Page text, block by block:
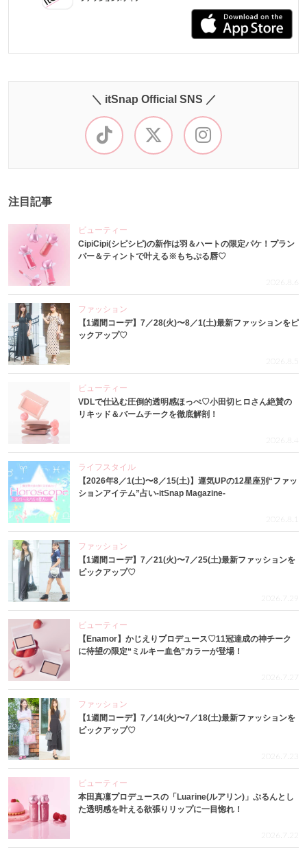
＼ itSnap Official SNS ／
注目記事
ビューティー
CipiCipi(シピシピ)の新作は羽＆ハートの限定パケ！プラン
パー＆ティントで叶える※もちぷる唇♡
2026.8.6
ファッション
【1週間コーデ】7／28(火)〜8／1(土)最新ファッションをピ
ックアップ♡
2026.8.5
ビューティー
VDLで仕込む圧倒的透明感ほっぺ♡小田切ヒロさん絶賛の
リキッド＆バームチークを徹底解剖！
2026.8.4
ライフスタイル
【2026年8／1(土)〜8／15(土)】運気UPの12星座別“ファッ
ションアイテム”占い-itSnap Magazine-
2026.8.1
ファッション
【1週間コーデ】7／21(火)〜7／25(土)最新ファッションを
ピックアップ♡
2026.7.29
ビューティー
【Enamor】かじえりプロデュース♡11冠達成の神チーク
に待望の限定“ミルキー血色”カラーが登場！
2026.7.27
ファッション
【1週間コーデ】7／14(火)〜7／18(土)最新ファッションを
ピックアップ♡
2026.7.23
ビューティー
本田真凜プロデュースの「Luarine(ルアリン)」ぷるんとし
た透明感を叶える欲張りリップに一目惚れ！
2026.7.22